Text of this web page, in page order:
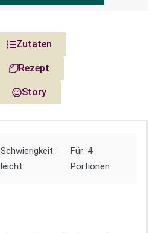
Zutaten
Rezept
Story
Schwierigkeit:
leicht
Für: 4
Portionen